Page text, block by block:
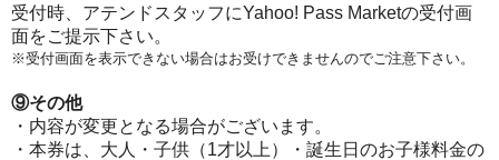
受付時、アテンドスタッフにYahoo! Pass Marketの受付画
面をご提示下さい。
※受付画面を表示できない場合はお受けできませんのでご注意下さい。
⑨その他
・内容が変更となる場合がございます。
・本券は、大人・子供（1才以上）・誕生日のお子様料金の